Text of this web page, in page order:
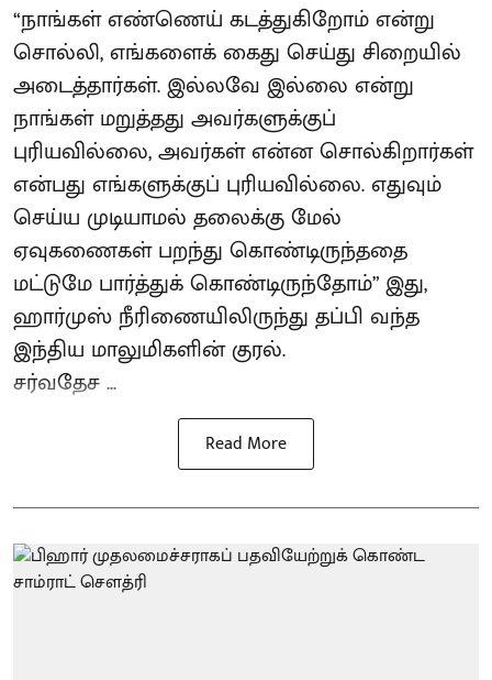
“நாங்கள் எண்ணெய் கடத்துகிறோம் என்று
சொல்லி, எங்களைக் கைது செய்து சிறையில்
அடைத்தார்கள். இல்லவே இல்லை என்று
நாங்கள் மறுத்தது அவர்களுக்குப்
புரியவில்லை, அவர்கள் என்ன சொல்கிறார்கள்
என்பது எங்களுக்குப் புரியவில்லை. எதுவும்
செய்ய முடியாமல் தலைக்கு மேல்
ஏவுகணைகள் பறந்து கொண்டிருந்ததை
மட்டுமே பார்த்துக் கொண்டிருந்தோம்” இது,
ஹார்முஸ் நீரிணையிலிருந்து தப்பி வந்த
இந்திய மாலுமிகளின் குரல்.
சர்வதேச ...
Read More